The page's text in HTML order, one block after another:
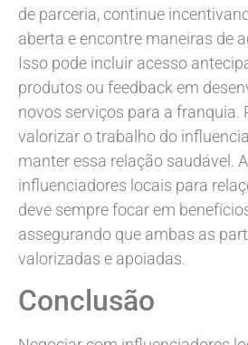
de parceria, continue
aberta e encontre maneiras de
Isso pode incluir acesso
produtos ou feedback em
novos serviços para a franquia.
valorizar o trabalho do
manter essa relação saudável.
influenciadores locais para
deve sempre focar em
assegurando que ambas as
valorizadas e apoiadas.
Conclusão